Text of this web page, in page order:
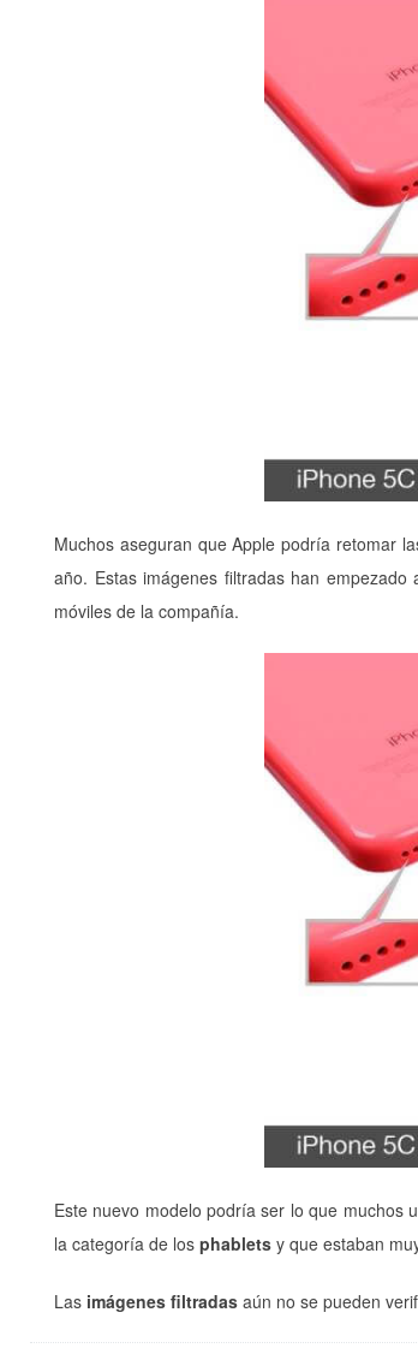
Muchos aseguran que Apple podría retomar
año. Estas imágenes filtradas han
móviles de la compañía.
Este nuevo modelo podría ser lo que muchos
la categoría de los phablets y que estaban
Las imágenes filtradas aún no se pueden